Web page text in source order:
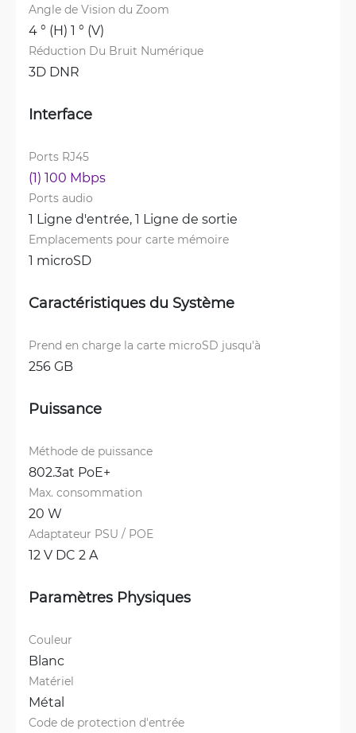
Angle de Vision du Zoom
4 ° (H) 1 ° (V)
Réduction Du Bruit Numérique
3D DNR
Interface
Ports RJ45
(1) 100 Mbps
Ports audio
1 Ligne d'entrée, 1 Ligne de sortie
Emplacements pour carte mémoire
1 microSD
Caractéristiques du Système
Prend en charge la carte microSD jusqu'à
256 GB
Puissance
Méthode de puissance
802.3at PoE+
Max. consommation
20 W
Adaptateur PSU / POE
12 V DC 2 A
Paramètres Physiques
Couleur
Blanc
Matériel
Métal
Code de protection d'entrée